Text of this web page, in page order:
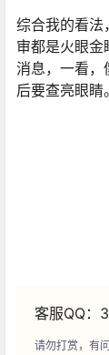
综合我的看法
审都是火眼
消息，一看，
后要查亮眼睛。
客服QQ：
请勿打赏，有